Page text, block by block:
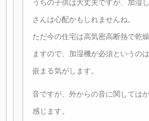
うちの子供は大丈夫ですが、加湿
さんは心配かもしれませんね。
ただ今の住宅は高気密高断熱で乾
ますので、加湿機が必須というの
嵌まる気がします。
音ですが、外からの音に関しては
感じます。